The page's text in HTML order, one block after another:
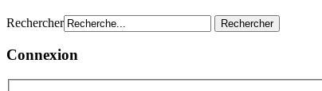
Rechercher
Connexion